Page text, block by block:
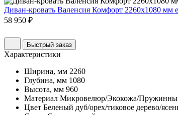
Диван-кровать Валенсия Комфорт 2260х1080 мм
58 950 ₽
Быстрый заказ
Характеристики
Ширина, мм 2260
Глубина, мм 1080
Высота, мм 960
Материал Микровелюр/Экокожа/
Цвет Беленый дуб/орех/тиковое дерево/